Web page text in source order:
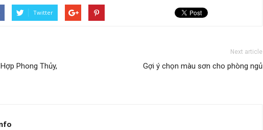
Twitter
Phong Thủy,
Next article
Gợi ý chọn màu sơn cho phòng ngủ